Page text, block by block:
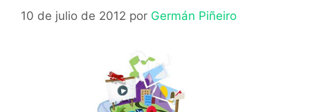
10 de julio de 2012 por Germán Piñeiro